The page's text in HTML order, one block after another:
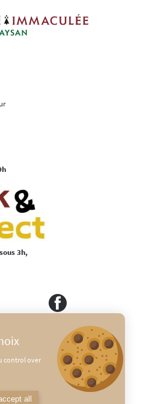
3h,
DU SITE
DE VENTE
CONFIDENTIALITÉ
control over
all